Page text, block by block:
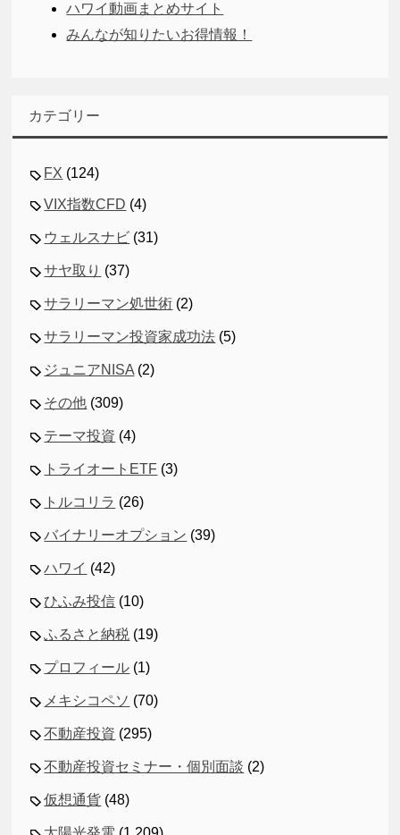
ハワイ動画まとめサイト
みんなが知りたいお得情報！
カテゴリー
FX (124)
VIX指数CFD (4)
ウェルスナビ (31)
サヤ取り (37)
サラリーマン処世術 (2)
サラリーマン投資家成功法 (5)
ジュニアNISA (2)
その他 (309)
テーマ投資 (4)
トライオートETF (3)
トルコリラ (26)
バイナリーオプション (39)
ハワイ (42)
ひふみ投信 (10)
ふるさと納税 (19)
プロフィール (1)
メキシコペソ (70)
不動産投資 (295)
不動産投資セミナー・個別面談 (2)
仮想通貨 (48)